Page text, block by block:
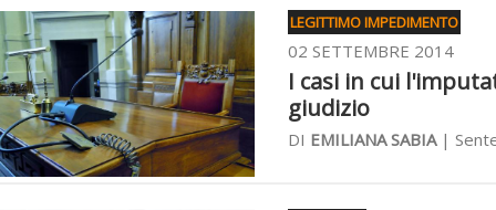
LEGITTIMO IMPEDIMENTO
02 SETTEMBRE 2014
I casi in cui
giudizio
DI EMILIANA SABIA|